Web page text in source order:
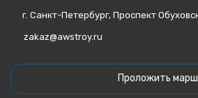
г. Санкт-Петербург, Проспект
zakaz@awstroy.ru
Проложить